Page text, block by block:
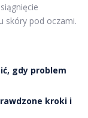
skóry pod oczami.
gdy problem
kroki i